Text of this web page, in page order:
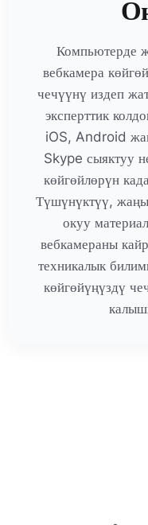
Компьютерде
вебкамера
чечүүнү издеп
эксперттик
iOS, Android
Skype сыяктуу
көйгөйлөрүн
Түшүнүктүү,
окуу
вебкамераны
техникалык
көйгөйүңүздү